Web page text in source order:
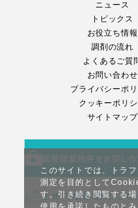
ニュース
トピックス
お役立ち情報
調剤の流れ
よくあるご質
お問い合わせ
プライバシーポ
クッキーポリ
サイトマップ
土地・不動産活用はこち
このサイトでは、トラフ
測定を目的として
す。引き続き閲覧する